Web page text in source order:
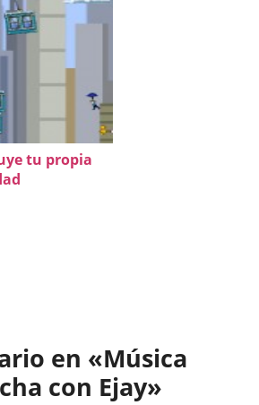
tu propia
en «Música
con Ejay»